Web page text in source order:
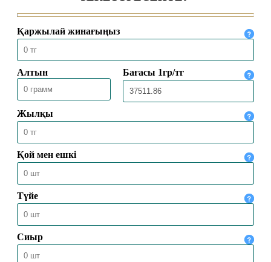
03.07.2026 1019
НЕКЕ – САЛАУАТТЫ ӨМІР ШАРТЫ
26.06.2026